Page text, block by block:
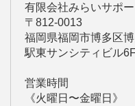
有限会社みらいサポー
〒812-0013
福岡県福岡市博多区
駅東サンシティビル
営業時間
《火曜日〜金曜日》